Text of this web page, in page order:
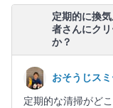
定期的に換
者さんにク
か？
おそうじス
定期的な清掃がど